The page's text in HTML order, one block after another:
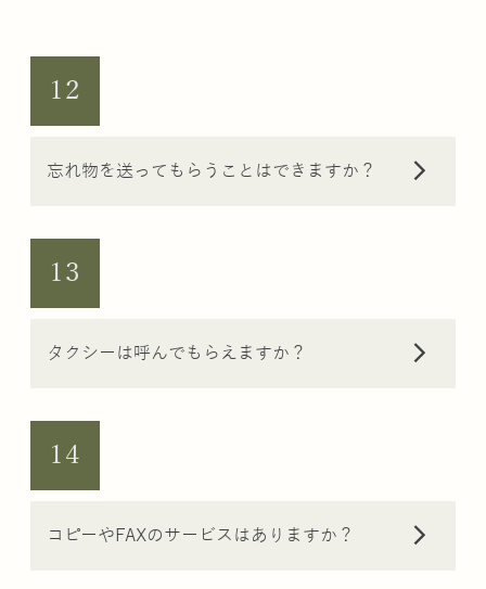
12
忘れ物を送ってもらうことはできますか？ arrow_forward_ios
13
タクシーは呼んでもらえますか？ arrow_forward_ios
14
コピーやFAXのサービスはありますか？ arrow_forward_ios